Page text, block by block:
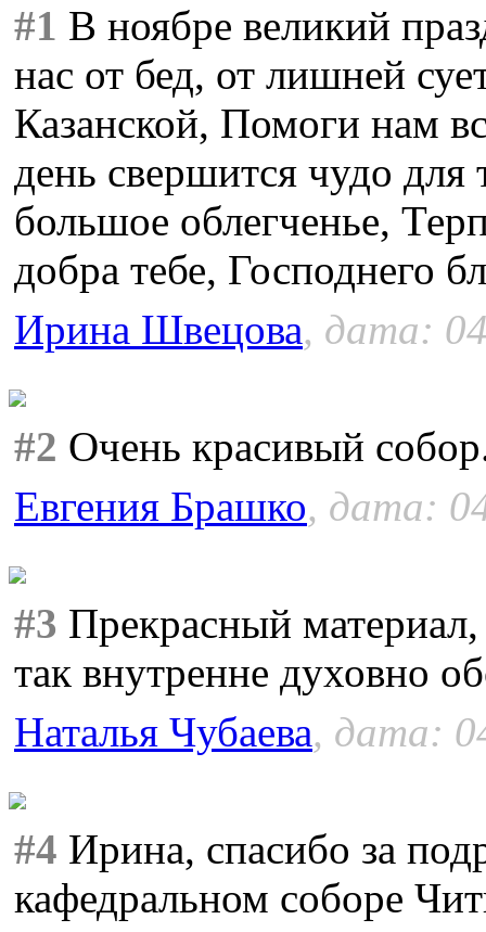
#1 В ноябре великий
нас от бед, от лишней
Казанской, Помоги нам
день свершится чудо
большое облегченье,
добра тебе, Господнего
Ирина Швецова, дата:
#2 Очень красивый
Евгения Брашко, дата:
#3 Прекрасный
так внутренне духовно
Наталья Чубаева, дата:
#4 Ирина, спасибо за
кафедральном соборе